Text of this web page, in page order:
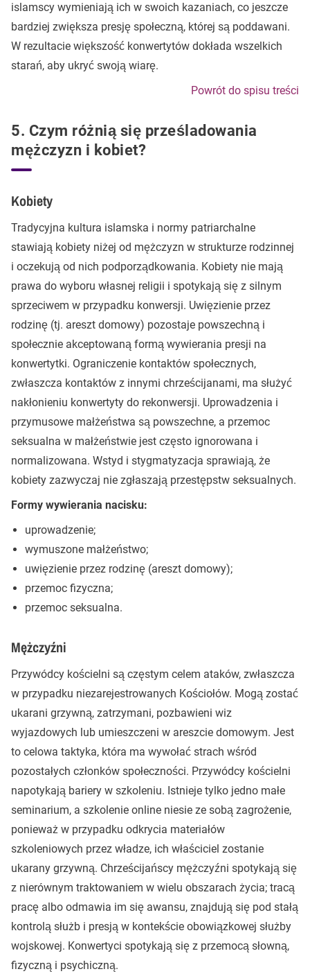
islamscy wymieniają ich w swoich kazaniach, co jeszcze
bardziej zwiększa presję społeczną, której są poddawani.
W rezultacie większość konwertytów dokłada wszelkich
starań, aby ukryć swoją wiarę.
Powrót do spisu treści
5. Czym różnią się prześladowania
mężczyzn i kobiet?
Kobiety
Tradycyjna kultura islamska i normy patriarchalne
stawiają kobiety niżej od mężczyzn w strukturze rodzinnej
i oczekują od nich podporządkowania. Kobiety nie mają
prawa do wyboru własnej religii i spotykają się z silnym
sprzeciwem w przypadku konwersji. Uwięzienie przez
rodzinę (tj. areszt domowy) pozostaje powszechną i
społecznie akceptowaną formą wywierania presji na
konwertytki. Ograniczenie kontaktów społecznych,
zwłaszcza kontaktów z innymi chrześcijanami, ma służyć
nakłonieniu konwertyty do rekonwersji. Uprowadzenia i
przymusowe małżeństwa są powszechne, a przemoc
seksualna w małżeństwie jest często ignorowana i
normalizowana. Wstyd i stygmatyzacja sprawiają, że
kobiety zazwyczaj nie zgłaszają przestępstw seksualnych.
Formy wywierania nacisku:
uprowadzenie;
wymuszone małżeństwo;
uwięzienie przez rodzinę (areszt domowy);
przemoc fizyczna;
przemoc seksualna.
Mężczyźni
Przywódcy kościelni są częstym celem ataków, zwłaszcza
w przypadku niezarejestrowanych Kościołów. Mogą zostać
ukarani grzywną, zatrzymani, pozbawieni wiz
wyjazdowych lub umieszczeni w areszcie domowym. Jest
to celowa taktyka, która ma wywołać strach wśród
pozostałych członków społeczności. Przywódcy kościelni
napotykają bariery w szkoleniu. Istnieje tylko jedno małe
seminarium, a szkolenie online niesie ze sobą zagrożenie,
ponieważ w przypadku odkrycia materiałów
szkoleniowych przez władze, ich właściciel zostanie
ukarany grzywną. Chrześcijańscy mężczyźni spotykają się
z nierównym traktowaniem w wielu obszarach życia; tracą
pracę albo odmawia im się awansu, znajdują się pod stałą
kontrolą służb i presją w kontekście obowiązkowej służby
wojskowej. Konwertyci spotykają się z przemocą słowną,
fizyczną i psychiczną.